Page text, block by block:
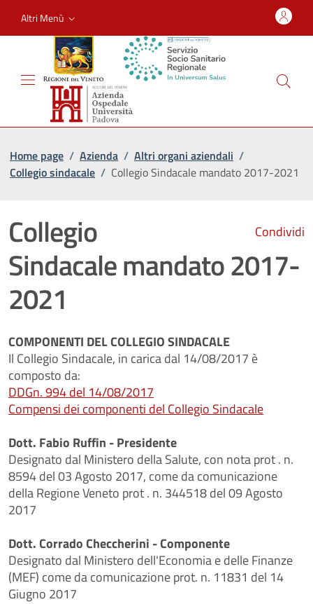
Altri Menù
Home page / Azienda / Altri organi aziendali /
Collegio sindacale / Collegio Sindacale mandato 2017-2021
Condividi
Collegio
Sindacale mandato 2017-
2021
COMPONENTI DEL COLLEGIO SINDACALE
Il Collegio Sindacale, in carica dal 14/08/2017 è
composto da:
DDGn. 994 del 14/08/2017
Compensi dei componenti del Collegio Sindacale
Dott. Fabio Ruffin - Presidente
Designato dal Ministero della Salute, con nota prot . n.
8594 del 03 Agosto 2017, come da comunicazione
della Regione Veneto prot . n. 344518 del 09 Agosto
2017
Dott. Corrado Checcherini - Componente
Designato dal Ministero dell'Economia e delle Finanze
(MEF) come da comunicazione prot. n. 11831 del 14
Giugno 2017